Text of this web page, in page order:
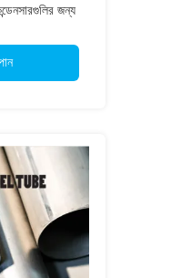
জন্য